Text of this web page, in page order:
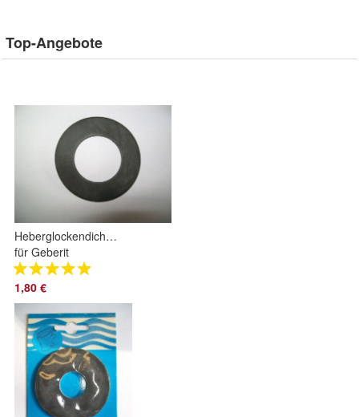
Top-Angebote
Heberglockendichtung
für Geberit
Spülkästen 58 x 32
x 3 Glockendichtung
Dichtung
1,80 €